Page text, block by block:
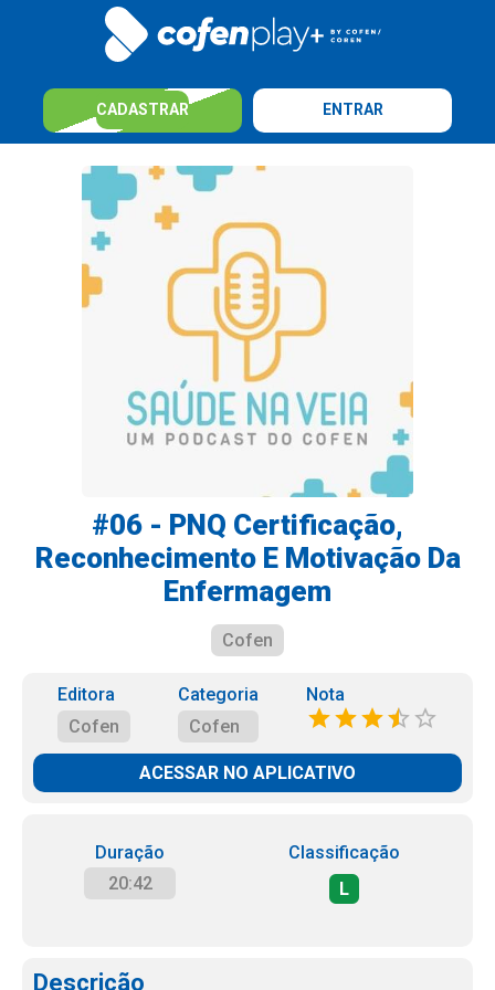
CADASTRAR ENTRAR
#06 - PNQ Certificação,
Reconhecimento E Motivação Da
Enfermagem
Cofen
Editora
Cofen
Categoria
Cofen
Nota
ACESSAR NO APLICATIVO
Duração
20:42
Classificação
L
Descrição